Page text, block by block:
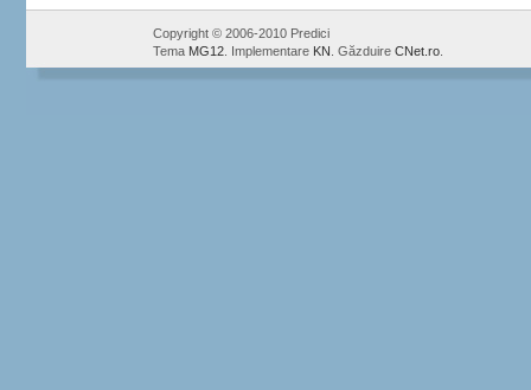
Copyright © 2006-2010 Predici
Tema MG12 . Implementare KN . Găzduire CNet.ro